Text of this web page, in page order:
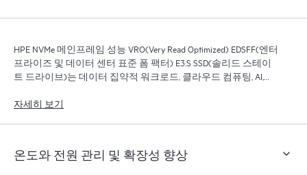
HPE NVMe 메인프레임 성능 VRO(Very Read Optimized) EDSFF(엔터
프라이즈 및 데이터 센터 표준 폼 팩터) E3.S SSD(솔리드 스테이
트 드라이브)는 데이터 집약적 워크로드, 클라우드 컴퓨팅, AI,
다.
자세히 보기
온도와 전원 관리 및 확장성 향상